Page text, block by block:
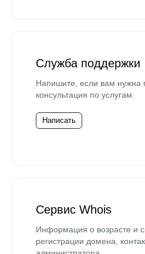
Служба поддержки
Напишите, если вам нужна
консультация по услугам.
Написать
Сервис Whois
Информация о возрасте и
регистрации домена,